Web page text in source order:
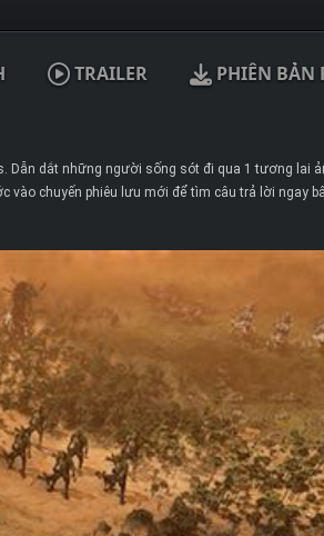
TRAILER PHIÊN BẢN
Dẫn dắt những người sống sót đi qua 1 tương lai
vào chuyến phiêu lưu mới để tìm câu trả lời ngay